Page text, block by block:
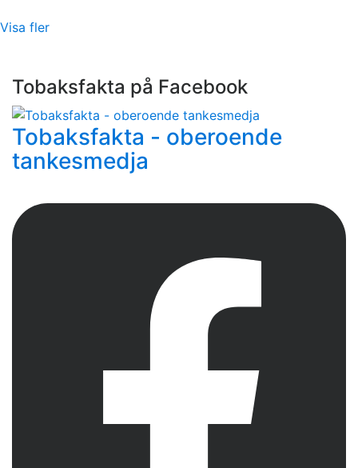
Visa fler
Tobaksfakta på Facebook
Tobaksfakta - oberoende
tankesmedja